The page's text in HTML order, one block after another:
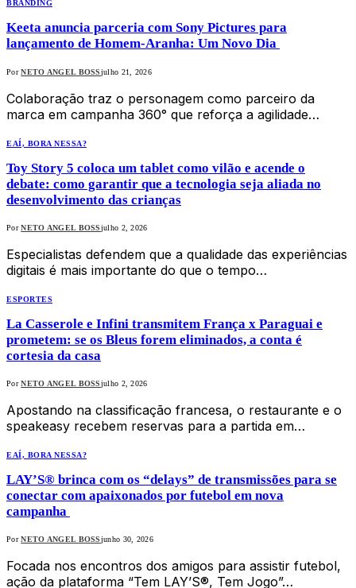
BRANDING
Keeta anuncia parceria com Sony Pictures para
lançamento de Homem-Aranha: Um Novo Dia
Por NETO ANGEL BOSSjulho 21, 2026
Colaboração traz o personagem como parceiro da
marca em campanha 360° que reforça a agilidade…
EAÍ, BORA NESSA?
Toy Story 5 coloca um tablet como vilão e acende o
debate: como garantir que a tecnologia seja aliada no
desenvolvimento das crianças
Por NETO ANGEL BOSSjulho 2, 2026
Especialistas defendem que a qualidade das experiências
digitais é mais importante do que o tempo…
ESPORTES
La Casserole e Infini transmitem França x Paraguai e
prometem: se os Bleus forem eliminados, a conta é
cortesia da casa
Por NETO ANGEL BOSSjulho 2, 2026
Apostando na classificação francesa, o restaurante e o
speakeasy recebem reservas para a partida em…
EAÍ, BORA NESSA?
LAY’S® brinca com os “delays” de transmissões para se
conectar com apaixonados por futebol em nova
campanha
Por NETO ANGEL BOSSjunho 30, 2026
Focada nos encontros dos amigos para assistir futebol,
ação da plataforma “Tem LAY’S®, Tem Jogo”…